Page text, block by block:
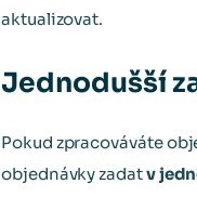
aktualizovat.
Jednodušší
Pokud zpracováváte
objednávky zadatv